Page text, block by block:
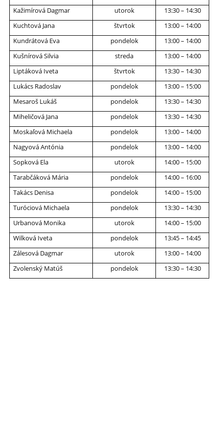
Kažimírová Dagmar
utorok
13:30 – 14:30
Kuchtová Jana
štvrtok
13:00 – 14:00
Kundrátová Eva
pondelok
13:00 – 14:00
Kušnírová Silvia
streda
13:00 – 14:00
Liptáková Iveta
štvrtok
13:30 – 14:30
Lukács Radoslav
pondelok
13:00 – 15:00
Mesaroš Lukáš
pondelok
13:30 – 14:30
Miheličová Jana
pondelok
13:30 – 14:30
Moskaľová Michaela
pondelok
13:00 – 14:00
Nagyová Antónia
pondelok
13:00 – 14:00
Sopková Ela
utorok
14:00 – 15:00
Tarabčáková Mária
pondelok
14:00 – 16:00
Takács Denisa
pondelok
14:00 – 15:00
Turóciová Michaela
pondelok
13:30 – 14:30
Urbanová Monika
utorok
14:00 – 15:00
Wilková Iveta
pondelok
13:45 – 14:45
Zálesová Dagmar
utorok
13:00 – 14:00
Zvolenský Matúš
pondelok 13:30 – 14:30